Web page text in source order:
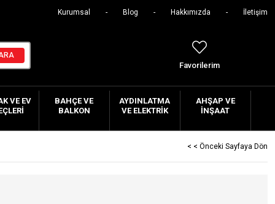
Kurumsal Blog Hakkımızda İletişim
Favorilerim
VE EV
BAHÇE VE
BALKON
AYDINLATMA
VE ELEKTRIK
AHŞAP VE
İNŞAAT
< < Önceki Sayfaya Dön